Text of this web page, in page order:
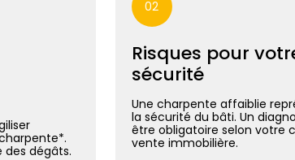
des dégâts.
02
Risques pour
sécurité
Une charpente affaiblie
la sécurité du bâti. Un
être obligatoire selon votre
vente immobilière.